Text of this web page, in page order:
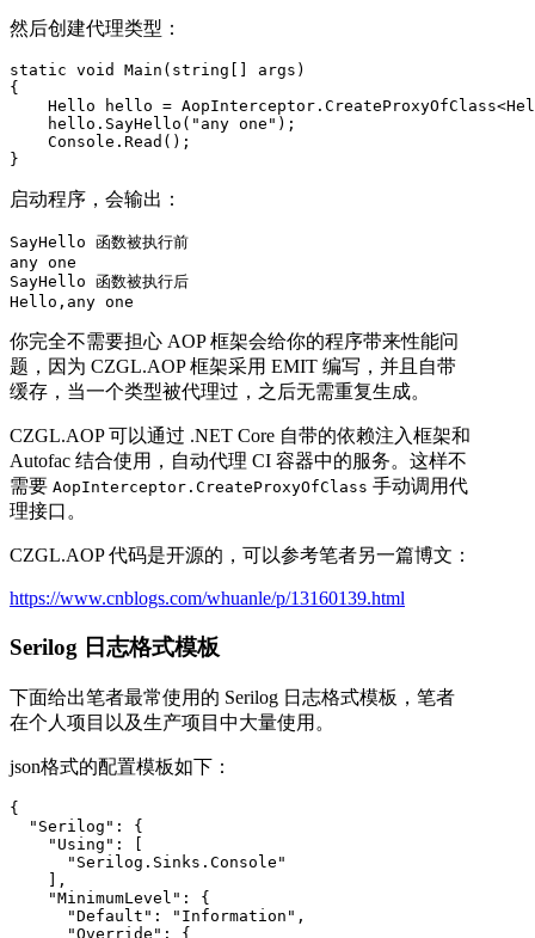
然后创建代理类型：
static void Main(string[] args)
{
Hello hello =
    hello.SayHello("any one");
    Console.Read();
}
启动程序，会输出：
SayHello 函数被执行前
any one
SayHello 函数被执行后
Hello,any one
你完全不需要担心 AOP 框架会给你的程序带来性能问
题，因为 CZGL.AOP 框架采用 EMIT 编写，并且自带
缓存，当一个类型被代理过，之后无需重复生成。
CZGL.AOP 可以通过 .NET Core 自带的依赖注入框架和
Autofac 结合使用，自动代理 CI 容器中的服务。这样不
需要 AopInterceptor.CreateProxyOfClass 手动调用代
理接口。
CZGL.AOP 代码是开源的，可以参考笔者另一篇博文：
https://www.cnblogs.com/whuanle/p/13160139.html
Serilog 日志格式模板
下面给出笔者最常使用的 Serilog 日志格式模板，笔者
在个人项目以及生产项目中大量使用。
json格式的配置模板如下：
{
  "Serilog": {
    "Using": [
      "Serilog.Sinks.Console"
    ],
    "MinimumLevel": {
      "Default": "Information",
      "Override": {